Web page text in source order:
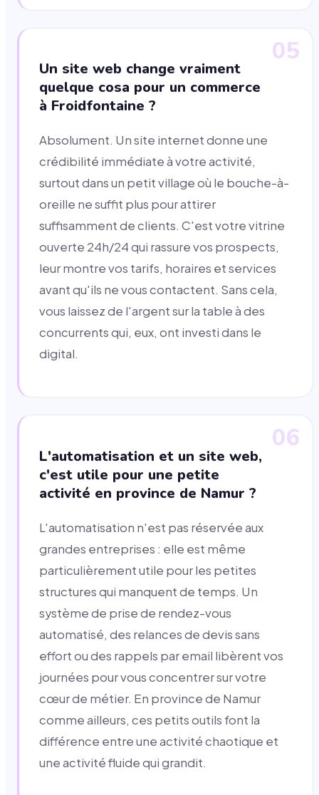
05
Un site web change vraiment
quelque cosa pour un commerce
à Froidfontaine ?
Absolument. Un site internet donne une
crédibilité immédiate à votre activité,
surtout dans un petit village où le bouche-à-
oreille ne suffit plus pour attirer
suffisamment de clients. C'est votre vitrine
ouverte 24h/24 qui rassure vos prospects,
leur montre vos tarifs, horaires et services
avant qu'ils ne vous contactent. Sans cela,
vous laissez de l'argent sur la table à des
concurrents qui, eux, ont investi dans le
digital.
06
L'automatisation et un site web,
c'est utile pour une petite
activité en province de Namur ?
L'automatisation n'est pas réservée aux
grandes entreprises : elle est même
particulièrement utile pour les petites
structures qui manquent de temps. Un
système de prise de rendez-vous
automatisé, des relances de devis sans
effort ou des rappels par email libèrent vos
journées pour vous concentrer sur votre
cœur de métier. En province de Namur
comme ailleurs, ces petits outils font la
différence entre une activité chaotique et
une activité fluide qui grandit.